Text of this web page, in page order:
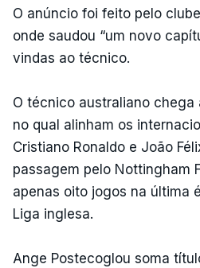
O anúncio foi feito pelo
onde saudou “um novo
vindas ao técnico.
O técnico australiano chega
no qual alinham os
Cristiano Ronaldo e João
passagem pelo Nottingham
apenas oito jogos na última
Liga inglesa.
Ange Postecoglou soma